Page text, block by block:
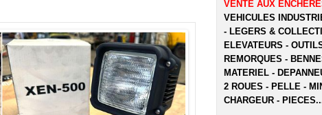
VENTE AUX
VEHICULES
- LEGERS &
ELEVATEURS -
REMORQUES -
MATERIEL -
2 ROUES - PELLE -
CHARGEUR -